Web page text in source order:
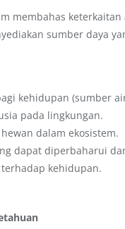
membahas
sumber daya
kehidupan (sumber
pada lingkungan.
dalam ekosistem.
dapat diperbaharui
kehidupan.